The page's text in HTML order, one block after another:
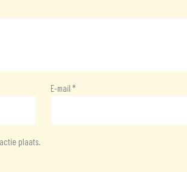
E-mail *
plaats.